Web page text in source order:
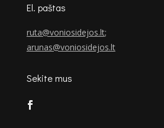
El. paštas
ruta@voniosidejos.lt;
arunas@voniosidejos.lt
Sekite mus